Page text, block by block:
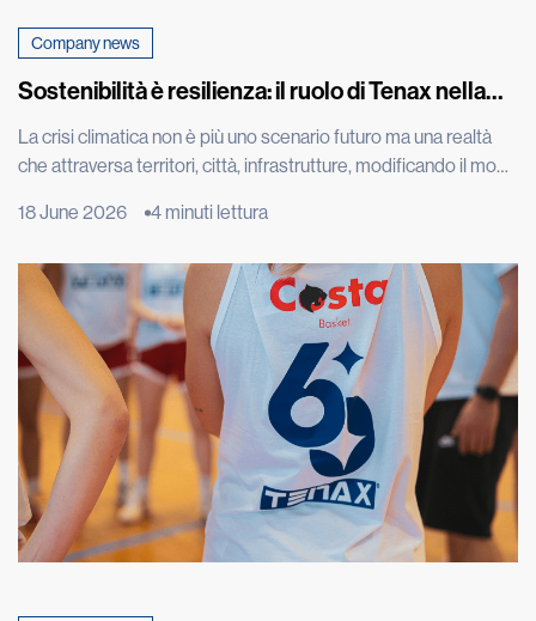
Company news
Sostenibilità è resilienza: il ruolo di Tenax nella
La crisi climatica non è più uno scenario futuro ma una realtà
che attraversa territori, città, infrastrutture, modificando il modo
l’ambiente che ci circonda. A confermarlo i dati più recenti della
the Global Climate 2025” ha indicato gli ultimi undici […]
18 June 2026 4 minuti lettura